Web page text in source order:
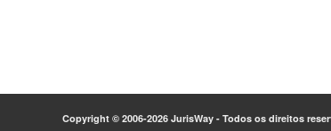
Copyright © 2006-2026 JurisWay - Todos os direitos